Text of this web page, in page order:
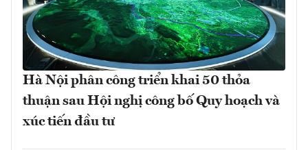
Hà Nội phân công triển khai 50 thỏa
thuận sau Hội nghị công bố Quy hoạch và
xúc tiến đầu tư